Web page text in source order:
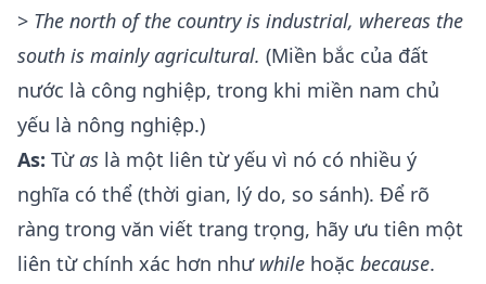
> The north of the country is industrial, whereas the
south is mainly agricultural. (Miền bắc của đất
nước là công nghiệp, trong khi miền nam chủ
yếu là nông nghiệp.)
As: Từas là một liên từ yếu vì nó có nhiều ý
nghĩa có thể (thời gian, lý do, so sánh). Để rõ
ràng trong văn viết trang trọng, hãy ưu tiên một
liên từ chính xác hơn như while hoặc because.